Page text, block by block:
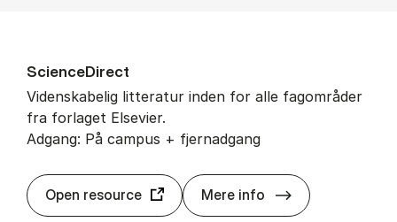
Sci­en­ce­Di­rect
Videnskabelig litteratur inden for alle fagområder
fra forlaget Elsevier.
Adgang: På campus + fjernadgang
Open resource Mere info Sci­en­ce­Di­rect